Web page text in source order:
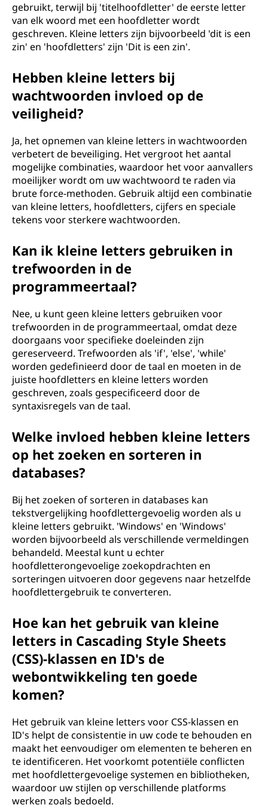
gebruikt, terwijl bij 'titelhoofdletter' de eerste letter
van elk woord met een hoofdletter wordt
geschreven. Kleine letters zijn bijvoorbeeld 'dit is een
zin' en 'hoofdletters' zijn 'Dit is een zin'.
Hebben kleine letters bij
wachtwoorden invloed op de
veiligheid?
Ja, het opnemen van kleine letters in wachtwoorden
verbetert de beveiliging. Het vergroot het aantal
mogelijke combinaties, waardoor het voor aanvallers
moeilijker wordt om uw wachtwoord te raden via
brute force-methoden. Gebruik altijd een combinatie
van kleine letters, hoofdletters, cijfers en speciale
tekens voor sterkere wachtwoorden.
Kan ik kleine letters gebruiken in
trefwoorden in de
programmeertaal?
Nee, u kunt geen kleine letters gebruiken voor
trefwoorden in de programmeertaal, omdat deze
doorgaans voor specifieke doeleinden zijn
gereserveerd. Trefwoorden als 'if', 'else', 'while'
worden gedefinieerd door de taal en moeten in de
juiste hoofdletters en kleine letters worden
geschreven, zoals gespecificeerd door de
syntaxisregels van de taal.
Welke invloed hebben kleine letters
op het zoeken en sorteren in
databases?
Bij het zoeken of sorteren in databases kan
tekstvergelijking hoofdlettergevoelig worden als u
kleine letters gebruikt. 'Windows' en 'Windows'
worden bijvoorbeeld als verschillende vermeldingen
behandeld. Meestal kunt u echter
hoofdletterongevoelige zoekopdrachten en
sorteringen uitvoeren door gegevens naar hetzelfde
hoofdlettergebruik te converteren.
Hoe kan het gebruik van kleine
letters in Cascading Style Sheets
(CSS)-klassen en ID's de
webontwikkeling ten goede
komen?
Het gebruik van kleine letters voor CSS-klassen en
ID's helpt de consistentie in uw code te behouden en
maakt het eenvoudiger om elementen te beheren en
te identificeren. Het voorkomt potentiële conflicten
met hoofdlettergevoelige systemen en bibliotheken,
waardoor uw stijlen op verschillende platforms
werken zoals bedoeld.